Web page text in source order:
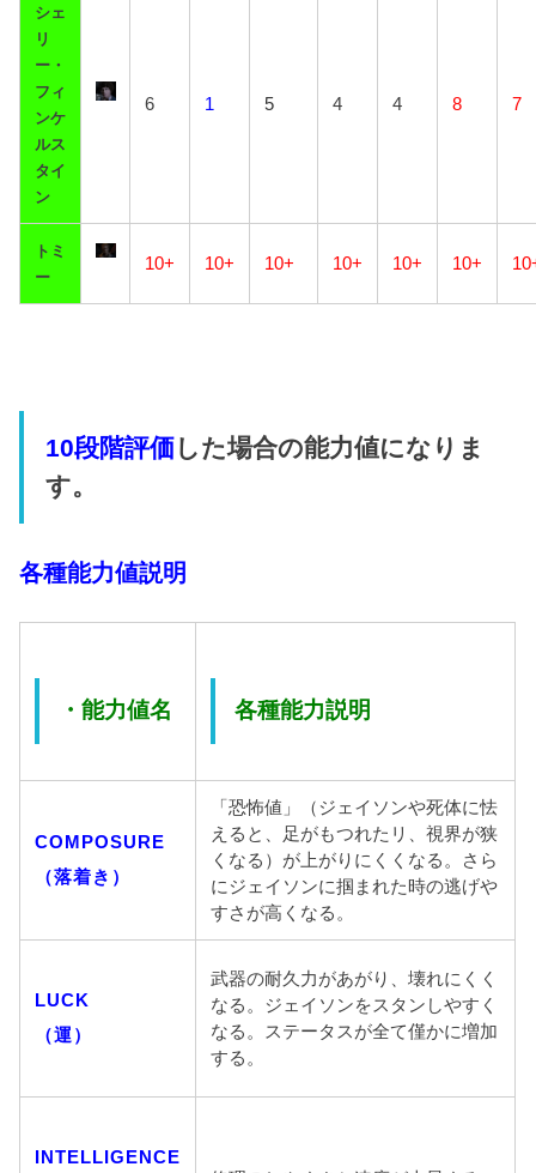
シェ
リ
ー・
フィ
ンケ
ルス
タイ
ン
6 1 5 4 4 8 7
トミ
ー
10+ 10+ 10+ 10+ 10+ 10+
10段階評価した場合の能力値になりま
す。
各種能力値説明
・能力値名 各種能力説明
COMPOSURE
（落着き）
「恐怖値」（ジェイソンや死体に怯
えると、足がもつれたリ、視界が狭
くなる）が上がりにくくなる。さら
にジェイソンに掴まれた時の逃げや
すさが高くなる。
LUCK
（運）
武器の耐久力があがり、壊れにくく
なる。ジェイソンをスタンしやすく
なる。ステータスが全て僅かに増加
する。
INTELLIGENCE